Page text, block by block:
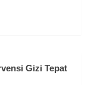
Gizi Tepat